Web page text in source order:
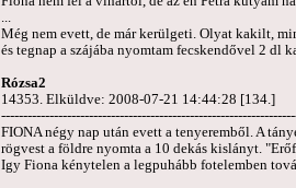
Még nem evett, de már kerülgeti. Olyat kakilt,
és tegnap a szájába nyomtam fecskendővel 2 dl
Rózsa2
14353. Elküldve: 2008-07-21 14:44:28 [134.]
FIONA négy nap után evett a tenyeremből. A
rögvest a földre nyomta a 10 dekás kislányt.
Igy Fiona kénytelen a legpuhább fotelemben